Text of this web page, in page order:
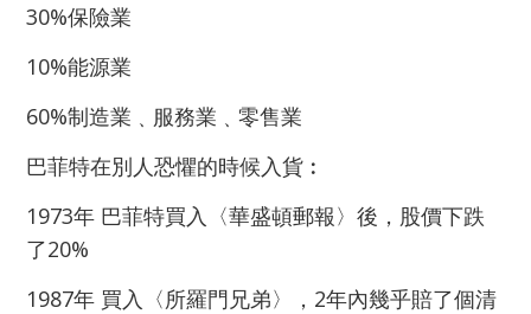
30%保險業
10%能源業
60%制造業﹑服務業﹑零售業
巴菲特在別人恐懼的時候入貨︰
1973年 巴菲特買入〈華盛頓郵報〉後，股價下跌
了20%
1987年 買入〈所羅門兄弟〉，2年內幾乎賠了個清